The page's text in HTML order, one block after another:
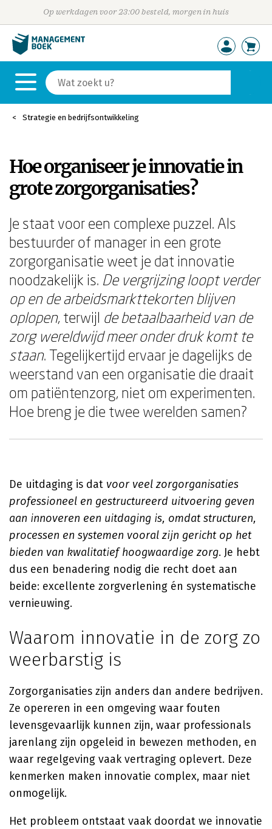
Op werkdagen voor 23:00 besteld, morgen in huis
Strategie en bedrijfsontwikkeling
Hoe organiseer je innovatie in
grote zorgorganisaties?
Je staat voor een complexe puzzel. Als
bestuurder of manager in een grote
zorgorganisatie weet je dat innovatie
noodzakelijk is. De vergrijzing loopt verder
op en de arbeidsmarkttekorten blijven
oplopen, terwijl de betaalbaarheid van de
zorg wereldwijd meer onder druk komt te
staan. Tegelijkertijd ervaar je dagelijks de
weerstand van een organisatie die draait
om patiëntenzorg, niet om experimenten.
Hoe breng je die twee werelden samen?
De uitdaging is dat voor veel zorgorganisaties
professioneel en gestructureerd uitvoering geven
aan innoveren een uitdaging is, omdat structuren,
processen en systemen vooral zijn gericht op het
bieden van kwalitatief hoogwaardige zorg. Je hebt
dus een benadering nodig die recht doet aan
beide: excellente zorgverlening én systematische
vernieuwing.
Waarom innovatie in de zorg zo
weerbarstig is
Zorgorganisaties zijn anders dan andere bedrijven.
Ze opereren in een omgeving waar fouten
levensgevaarlijk kunnen zijn, waar professionals
jarenlang zijn opgeleid in bewezen methoden, en
waar regelgeving vaak vertraging oplevert. Deze
kenmerken maken innovatie complex, maar niet
onmogelijk.
Het probleem ontstaat vaak doordat we innovatie